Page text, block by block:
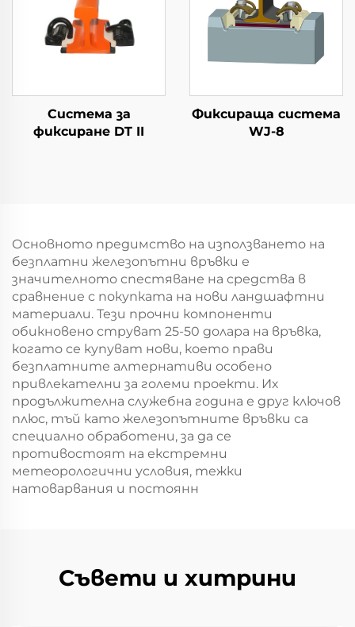
Система за
фиксиране DT II
Фиксираща система
WJ-8
Основното предимство на използването на
безплатни железопътни връвки е
значителното спестяване на средства в
сравнение с покупката на нови ландшафтни
материали. Тези прочни компоненти
обикновено струват 25-50 долара на връвка,
когато се купуват нови, което прави
безплатните алтернативи особено
привлекателни за големи проекти. Их
продължителна служебна година е друг ключов
плюс, тъй като железопътните връвки са
специално обработени, за да се
противостоят на екстремни
метеорологични условия, тежки
натоварвания и постоянн
Съвети и хитрини